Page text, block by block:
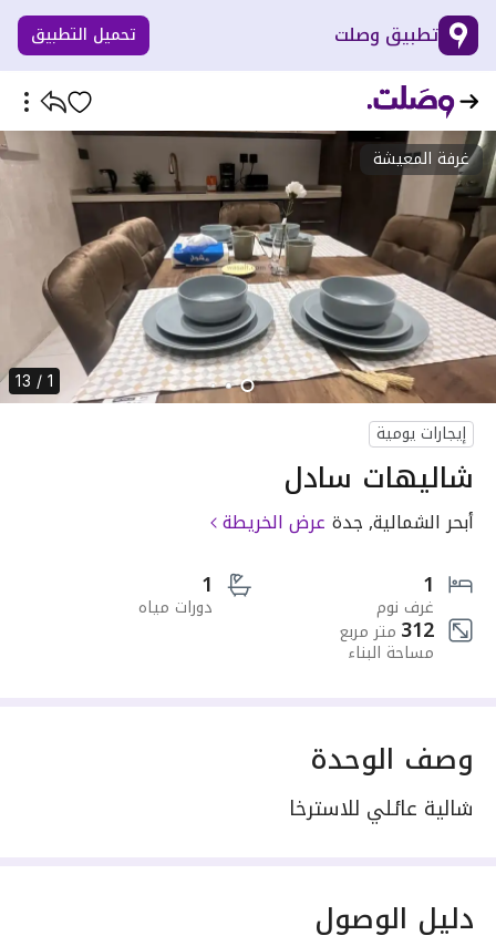
تطبيق وصلت تحميل التطبيق
غرفة المعيشة
1 / 13
إيجارات يومية
شاليهات سادل
أبحر الشمالية, جدة عرض الخريطة
1
غرف نوم
1
دورات مياه
312 متر مربع
مساحة البناء
وصف الوحدة
شالية عائلي للاسترخا
دليل الوصول